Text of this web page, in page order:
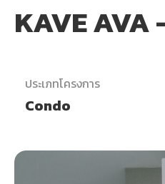
KAVE AVA
ประเภทโครงการ
Condo